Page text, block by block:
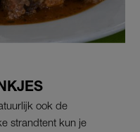
ook de
strandtent kun je